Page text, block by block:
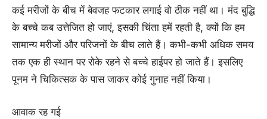
कई मरीजों के बीच में बेवजह फटकार लगाई वो ठीक नहीं था। मंद बुद्धि
के बच्चे कब उत्तेजित हो जाएं, इसकी चिंता हमें रहती है, क्यों कि हम
सामान्य मरीजों और परिजनों के बीच लाते हैं। कभी-कभी अधिक समय
तक एक ही स्थान पर रोके रहने से बच्चे हाईपर हो जाते हैं। इसलिए
पूनम ने चिकित्सक के पास जाकर कोई गुनाह नहीं किया।
आवाक रह गई